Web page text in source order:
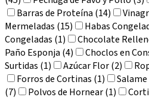
Barras de Proteína (14)
Mermeladas (15)
Habas
Congeladas (1)
Chocolate
Paño Esponja (4)
Choclos en
Surtidas (1)
Azúcar Flor (2)
Forros de Cortinas (1)
Salame
(7)
Polvos de Hornear (1)